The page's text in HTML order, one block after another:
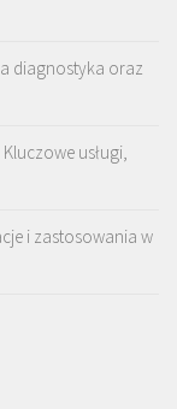
diagnostyka oraz
usługi,
i zastosowania w